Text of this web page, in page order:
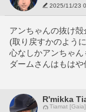
2025/11/23
アンちゃんの抜け
(取り戻すかのよう
心なしかアンちゃ
ダームさんはもは
R'mikka
Tiamat [Gaia]